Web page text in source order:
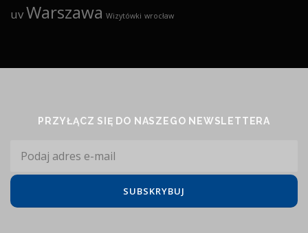
uvWarszawa Wizytówki wrocław
PRZYŁĄCZ SIĘ DO NASZEGO NEWSLETTERA